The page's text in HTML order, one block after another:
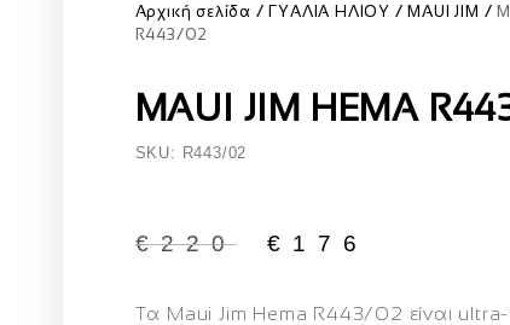
Αρχική σελίδα ΓΥΑΛΙΑ ΗΛΙΟΥ MAUI JIM
R443/02
MAUI JIM HEMA
SKU: R443/02
€220 € 176
Τα Maui Jim Hema R443/02 είναι